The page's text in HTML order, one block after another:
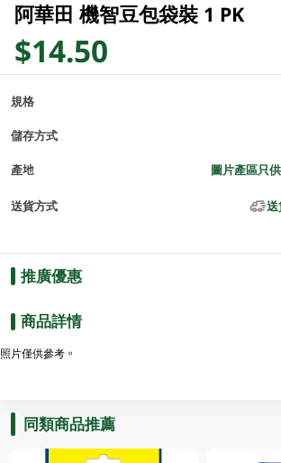
阿華田 機智豆包袋裝 1 PK
$14.50
規格
儲存方式
產地 圖片產區只
送貨方式 送
推廣優惠
商品詳情
照片僅供參考。
同類商品推薦